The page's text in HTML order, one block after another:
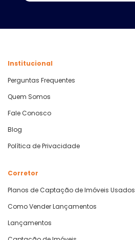
Institucional
Perguntas Frequentes
Quem Somos
Fale Conosco
Blog
Política de Privacidade
Corretor
Planos de Captação de Imóveis Usados
Como Vender Lançamentos
Lançamentos